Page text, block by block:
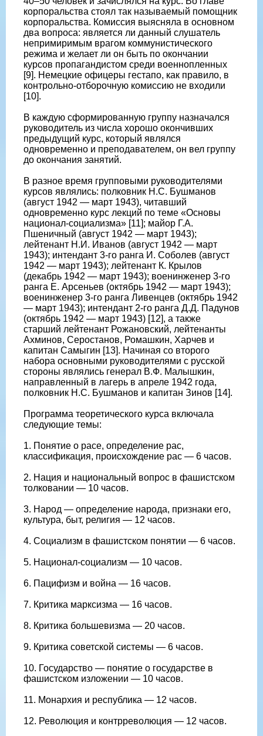
корпоральства стоял так называемый помощник
корпоральства. Комиссия выясняла в основном
два вопроса: является ли данный слушатель
непримиримым врагом коммунистического
режима и желает ли он быть по окончании
курсов пропагандистом среди военнопленных
[9]. Немецкие офицеры гестапо, как правило, в
контрольно-отборочную комиссию не входили
[10].
В каждую сформированную группу назначался
руководитель из числа хорошо окончивших
предыдущий курс, который являлся
одновременно и преподавателем, он вел группу
до окончания занятий.
В разное время групповыми руководителями
курсов являлись: полковник Н.С. Бушманов
(август 1942 — март 1943), читавший
одновременно курс лекций по теме «Основы
национал-социализма» [11]; майор Г.А.
Пшеничный (август 1942 — март 1943);
лейтенант Н.И. Иванов (август 1942 — март
1943); интендант 3-го ранга И. Соболев (август
1942 — март 1943); лейтенант К. Крылов
(декабрь 1942 — март 1943); военинженер 3-го
ранга Е. Арсеньев (октябрь 1942 — март 1943);
военинженер 3-го ранга Ливенцев (октябрь 1942
— март 1943); интендант 2-го ранга Д.Д. Падунов
(октябрь 1942 — март 1943) [12], а также
старший лейтенант Рожановский, лейтенанты
Ахминов, Серостанов, Ромашкин, Харчев и
капитан Самыгин [13]. Начиная со второго
набора основными руководителями с русской
стороны являлись генерал В.Ф. Малышкин,
направленный в лагерь в апреле 1942 года,
полковник Н.С. Бушманов и капитан Зинов [14].
Программа теоретического курса включала
следующие темы:
1. Понятие о расе, определение рас,
классификация, происхождение рас — 6 часов.
2. Нация и национальный вопрос в фашистском
толковании — 10 часов.
3. Народ — определение народа, признаки его,
культура, быт, религия — 12 часов.
4. Социализм в фашистском понятии — 6 часов.
5. Национал-социализм — 10 часов.
6. Пацифизм и война — 16 часов.
7. Критика марксизма — 16 часов.
8. Критика большевизма — 20 часов.
9. Критика советской системы — 6 часов.
10. Государство — понятие о государстве в
фашистском изложении — 10 часов.
11. Монархия и республика — 12 часов.
12. Революция и контрреволюция — 12 часов.